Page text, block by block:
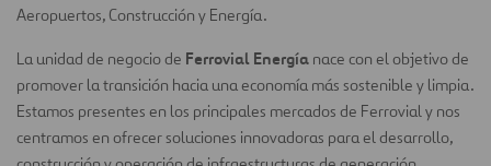
Aeropuertos, Construcción y Energía.
La unidad de negocio de Ferrovial Energía nace con el objetivo de
promover la transición hacia una economía más sostenible y limpia.
Estamos presentes en los principales mercados de Ferrovial y nos
centramos en ofrecer soluciones innovadoras para el desarrollo,